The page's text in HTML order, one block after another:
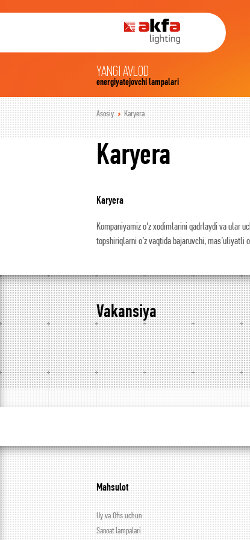
YANGI AVLOD
energiyatejovchi lampalari
Asosiy Karyera
Karyera
Karyera
Kompaniyamiz o'z xodimlarini qadrlaydi va ular
topshiriqlarni o’z vaqtida bajaruvchi, mas’uliyatli
Vakansiya
Mahsulot
Uy va Ofis uchun
Sanoat lampalari